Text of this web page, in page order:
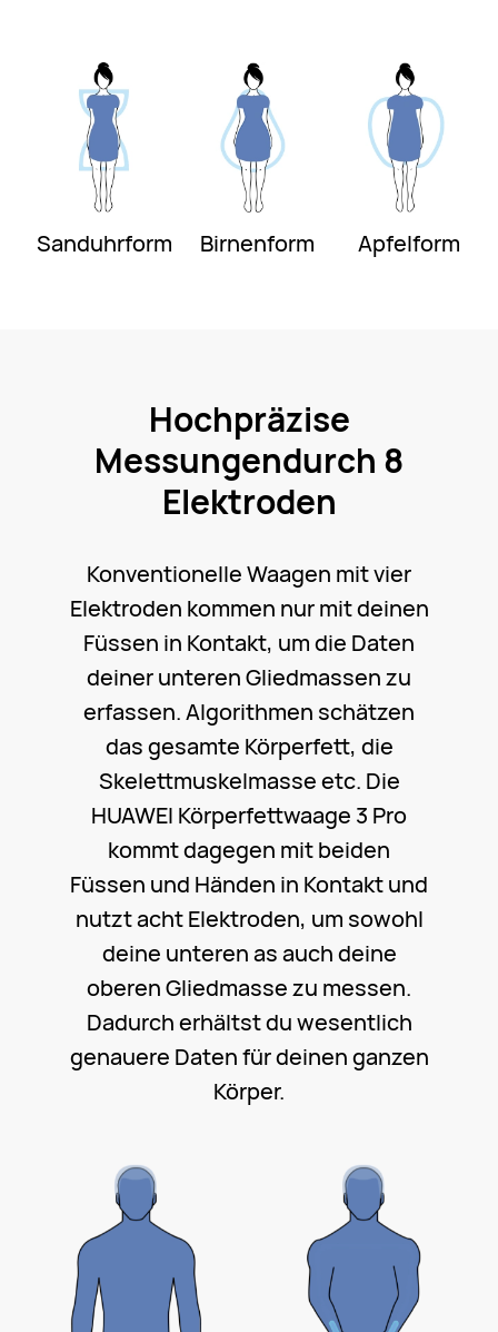
Sanduhrform Birnenform Apfelform
Hochpräzise
Messungendurch 8
Elektroden
Konventionelle Waagen mit vier
Elektroden kommen nur mit deinen
Füssen in Kontakt, um die Daten
deiner unteren Gliedmassen zu
erfassen. Algorithmen schätzen
das gesamte Körperfett, die
Skelettmuskelmasse etc. Die
HUAWEI Körperfettwaage 3 Pro
kommt dagegen mit beiden
Füssen und Händen in Kontakt und
nutzt acht Elektroden, um sowohl
deine unteren as auch deine
oberen Gliedmasse zu messen.
Dadurch erhältst du wesentlich
genauere Daten für deinen ganzen
Körper.